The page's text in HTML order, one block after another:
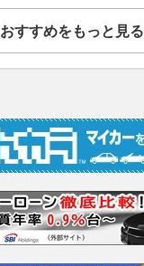
おすすめをもっと見る